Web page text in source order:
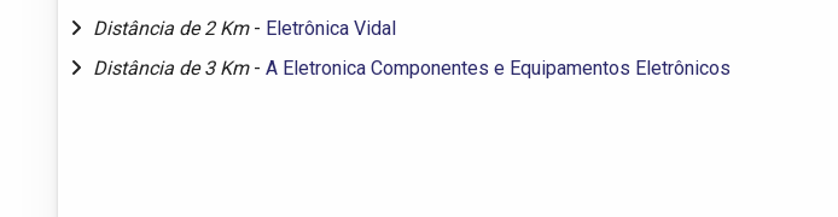
Distância de 2 Km - Eletrônica Vidal
Distância de 3 Km - A Eletronica Componentes e Equipamentos Eletrônicos